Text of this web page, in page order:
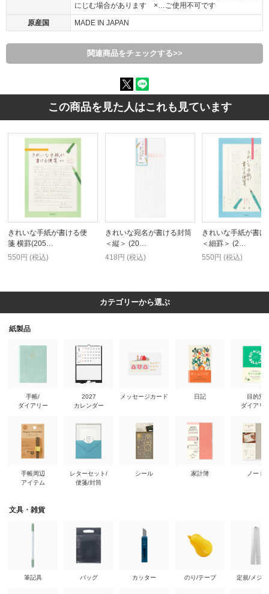
にじむ場合があります ×…ご使用不可です
原産国 MADE IN JAPAN
関連商品をチェックする>>
この商品を見た人はこれも見ています
きれいな手紙が書ける便
箋 横罫(205…
550円 (税込)
きれいな宛名が書ける封筒
＜縦＞ (20…
418円 (税込)
きれいな手紙が書け
＜細罫＞ (2…
550円 (税込)
カテゴリーから選ぶ
紙製品
手帳/
ダイアリー
手帳周辺
アイテム
2027
カレンダー
レターセット/
便箋/封筒
メッセージカード
シール
日記
家計簿
目的別
ダイアリ
ノート
文具・雑貨
筆記具 バッグ カッター のり/テープ 定規/メジ